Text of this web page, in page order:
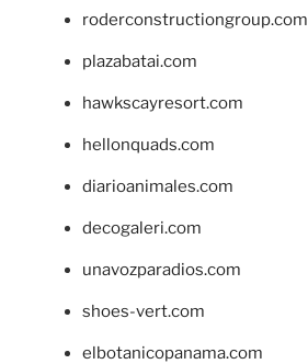
roderconstructiongroup.com
plazabatai.com
hawkscayresort.com
hellonquads.com
diarioanimales.com
decogaleri.com
unavozparadios.com
shoes-vert.com
elbotanicopanama.com